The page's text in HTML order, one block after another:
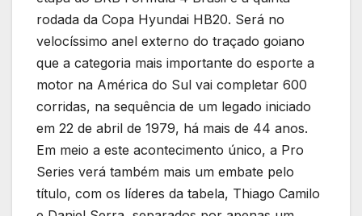
rodada da Copa Hyundai HB20. Será no
velocíssimo anel externo do traçado goiano
que a categoria mais importante do esporte a
motor na América do Sul vai completar 600
corridas, na sequência de um legado iniciado
em 22 de abril de 1979, há mais de 44 anos.
Em meio a este acontecimento único, a Pro
Series verá também mais um embate pelo
título, com os líderes da tabela, Thiago Camilo